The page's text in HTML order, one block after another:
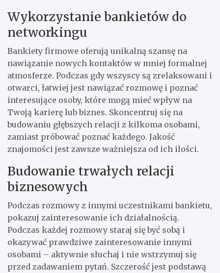
Wykorzystanie bankietów do
networkingu
Bankiety firmowe oferują unikalną szansę na
nawiązanie nowych kontaktów w mniej formalnej
atmosferze. Podczas gdy wszyscy są zrelaksowani i
otwarci, łatwiej jest nawiązać rozmowę i poznać
interesujące osoby, które mogą mieć wpływ na
Twoją karierę lub biznes. Skoncentruj się na
budowaniu głębszych relacji z kilkoma osobami,
zamiast próbować poznać każdego. Jakość
znajomości jest zawsze ważniejsza od ich ilości.
Budowanie trwałych relacji
biznesowych
Podczas rozmowy z innymi uczestnikami bankietu,
pokazuj zainteresowanie ich działalnością.
Podczas każdej rozmowy staraj się być sobą i
okazywać prawdziwe zainteresowanie innymi
osobami – aktywnie słuchaj i nie wstrzymuj się
przed zadawaniem pytań. Szczerość jest podstawą